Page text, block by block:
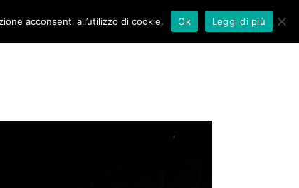
acconsenti all’utilizzo di cookie. Ok Leggi di più